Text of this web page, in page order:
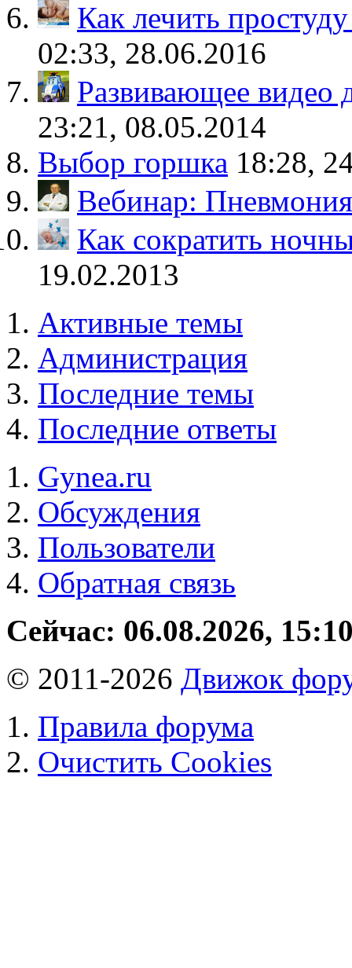
Как лечить
02:33, 28.06.2016
Развивающее видео
23:21, 08.05.2014
Выбор горшка 18:28,
Вебинар: Пневмония
Как сократить
19.02.2013
Активные темы
Администрация
Последние темы
Последние ответы
Gynea.ru
Обсуждения
Пользователи
Обратная связь
Сейчас: 06.08.2026,
© 2011-2026 Движок
Правила форума
Очистить Cookies